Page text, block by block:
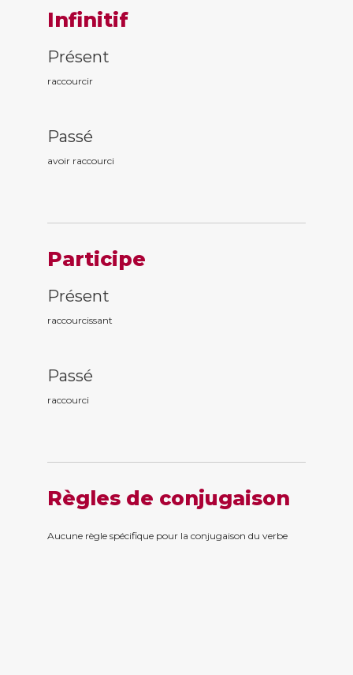
Infinitif
Présent
raccourcir
Passé
avoir raccourci
Participe
Présent
raccourcissant
Passé
raccourci
Règles de conjugaison
Aucune règle spécifique pour la conjugaison du verbe